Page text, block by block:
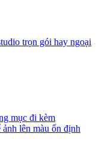
trọn gói hay ngoại
mục đi kèm
lên màu ổn định